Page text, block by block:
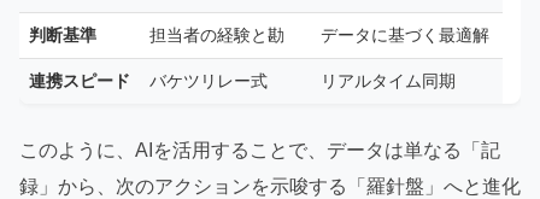
判断基準 担当者の経験と勘 データに基づく最適解
連携スピード バケツリレー式 リアルタイム同期
このように、AIを活用することで、データは単なる「記
録」から、次のアクションを示唆する「羅針盤」へと進化